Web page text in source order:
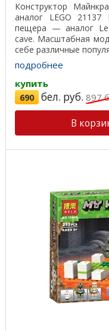
Конструктор
аналог LEGO 21137
пещера — аналог
cave. Масштабная
себе различные
подробнее
купить
690 бел. руб. 897
В